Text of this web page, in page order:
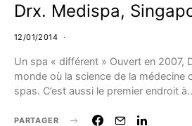
Drx. Medispa,
12/01/2014
Un spa « différent » Ouvert en 2007,
monde où la science de la médecine
spas. C’est aussi le premier endroit
PARTAGER